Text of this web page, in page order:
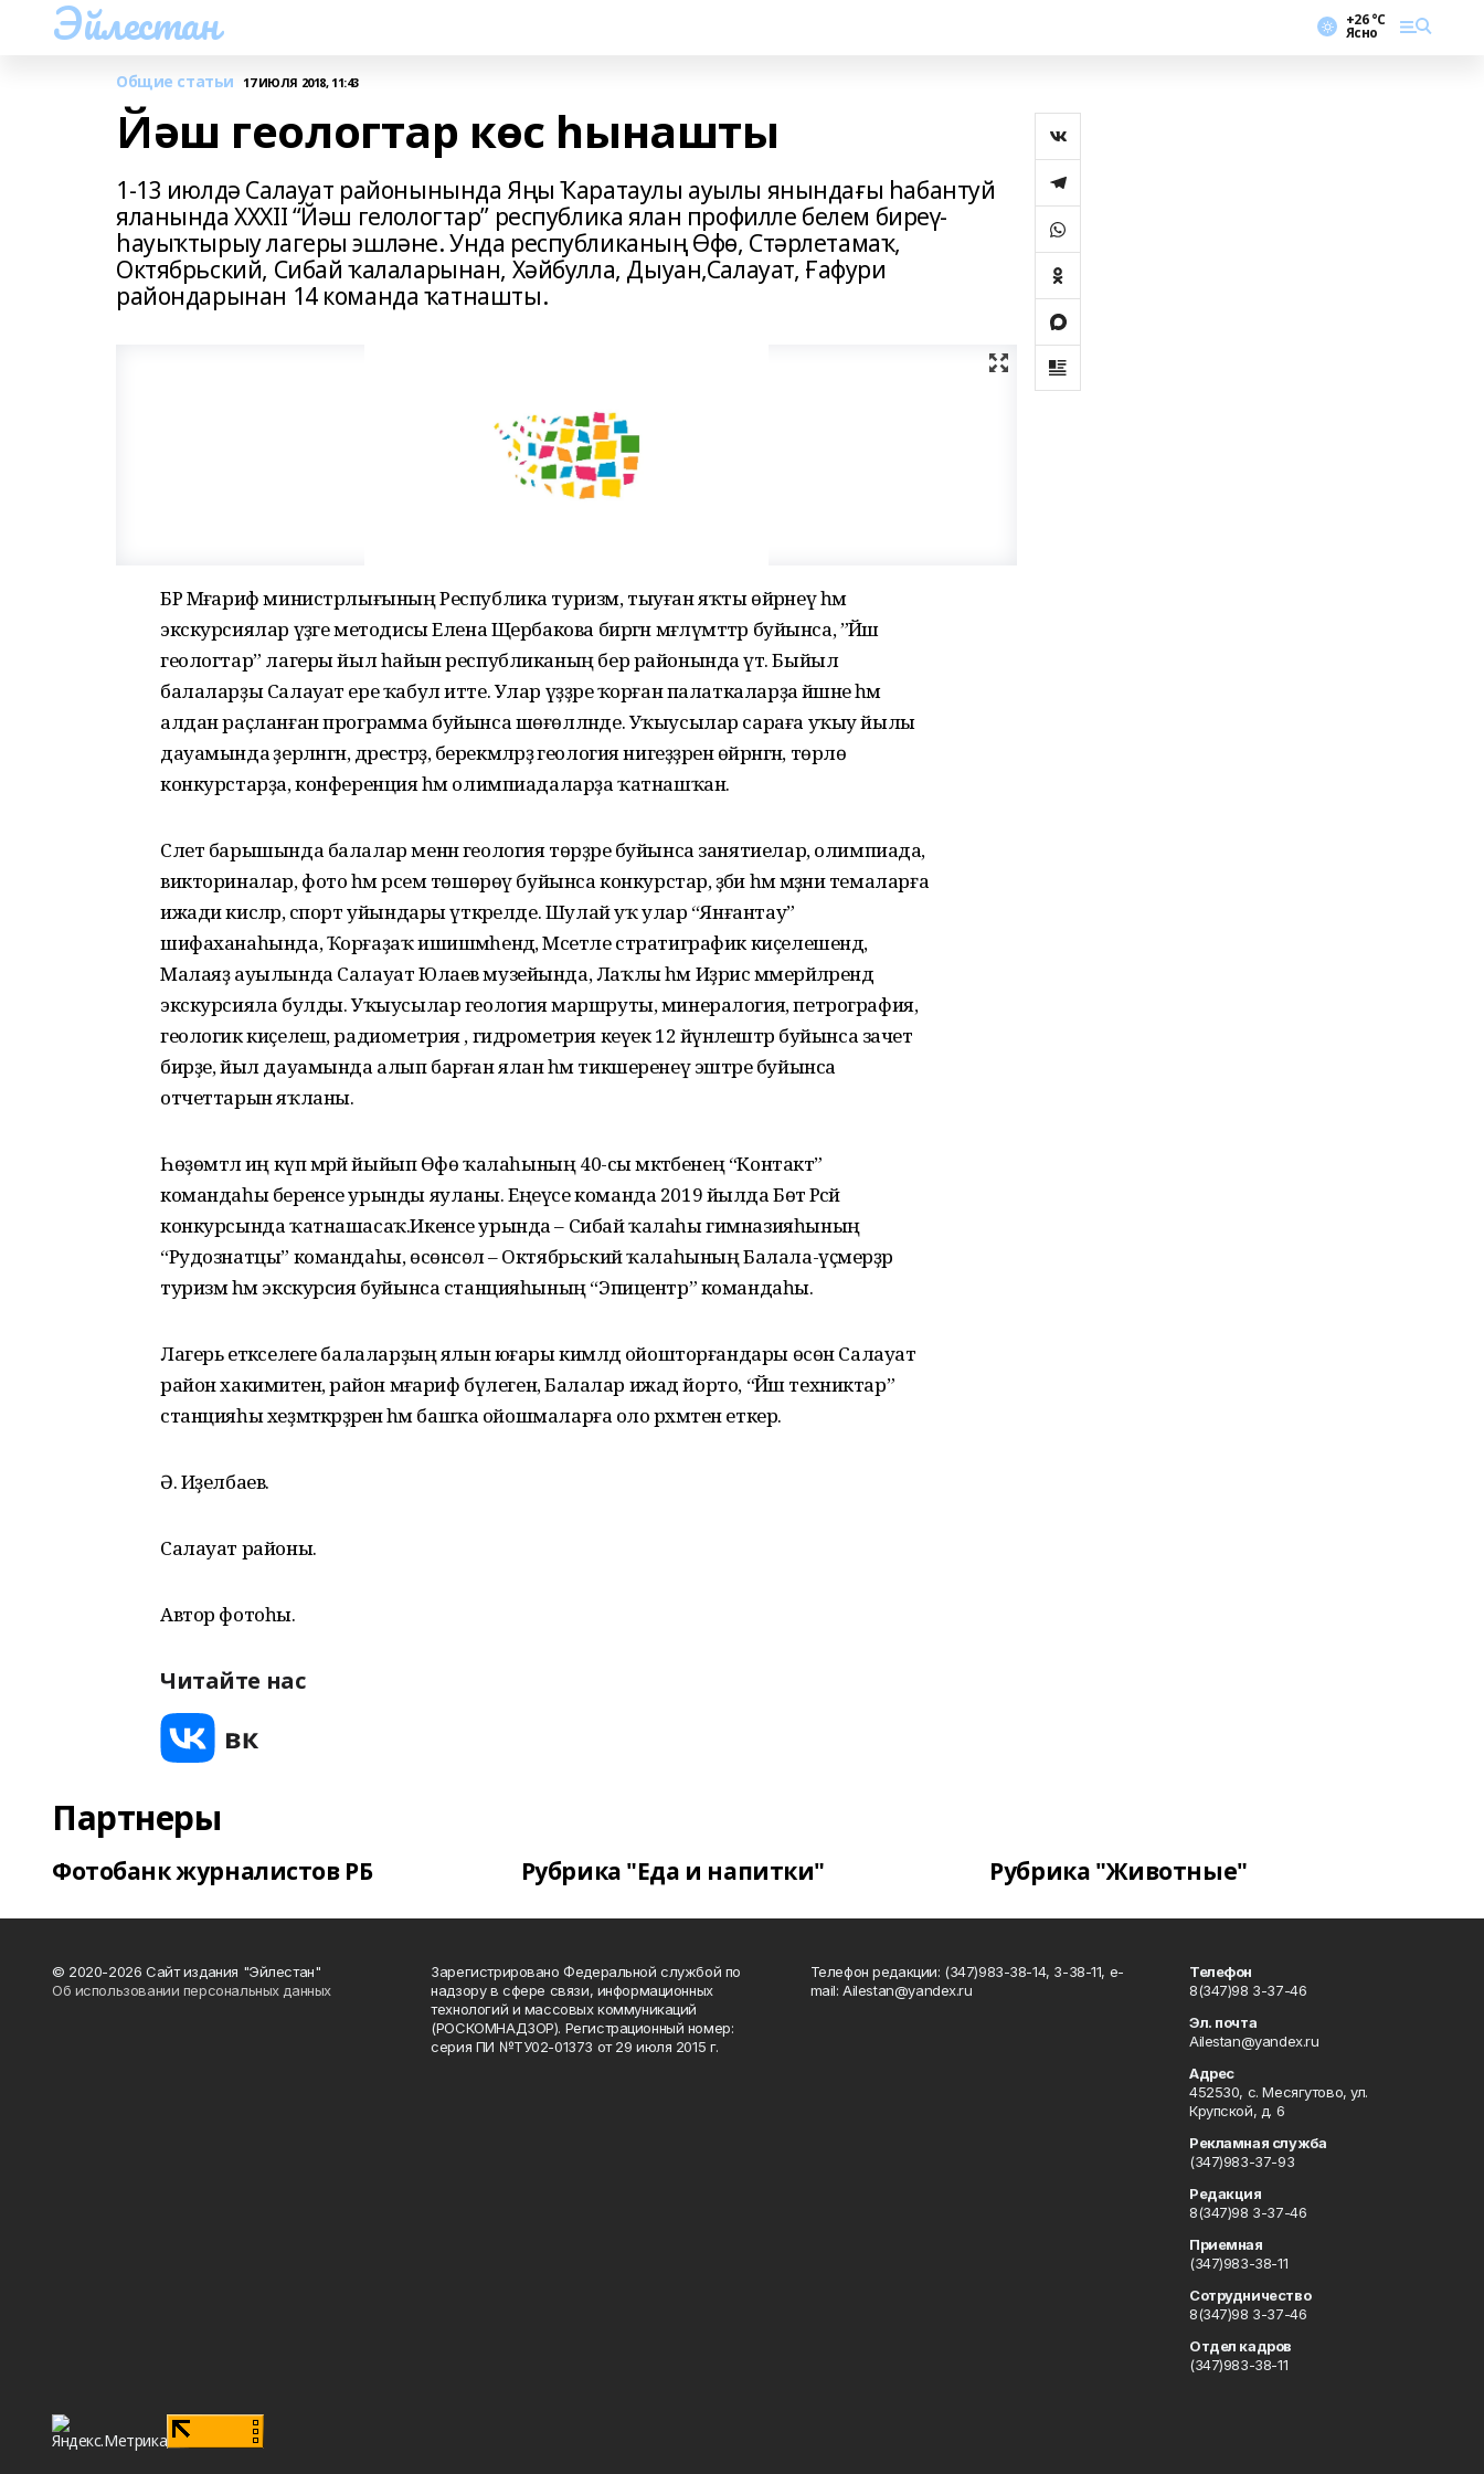
Эйлестан +26 °С
Ясно
Общие статьи 17 ИЮЛЯ 2018, 11:43
Йәш геологтар көс һынашты
1-13 июлдә Салауат районынында Яңы Ҡаратаулы ауылы янындағы һабантуй
яланында XXXII “Йәш гелологтар” республика ялан профилле белем биреү-
һауыҡтырыу лагеры эшләне. Унда республиканың Өфө, Стәрлетамаҡ,
Октябрьский, Сибай ҡалаларынан, Хәйбулла, Дыуан,Салауат, Ғафури
райондарынан 14 команда ҡатнашты.
БР Мәғариф министрлығының Республика туризм, тыуған яҡты өйрәнеү һәм
экскурсиялар үҙәге методисы Елена Щербакова биргән мәғлүмәттәр буйынса, ”Йәш
геологтар” лагеры йыл һайын республиканың бер районында үтә. Быйыл
балаларҙы Салауат ере ҡабул итте. Улар үҙҙәре ҡорған палаткаларҙа йәшәне һәм
алдан раҫланған программа буйынса шөғөлләнде. Уҡыусылар сараға уҡыу йылы
дауамында әҙерләнгән, дәрестәрҙә, берекмәләрҙә геология нигеҙҙәрен өйрәнгән, төрлө
конкурстарҙа, конференция һәм олимпиадаларҙа ҡатнашҡан.
Слет барышында балалар менән геология төрҙәре буйынса занятиелар, олимпиада,
викториналар, фото һәм рәсем төшөрөү буйынса конкурстар, әҙәби һәм мәҙәни темаларға
ижади кисәләр, спорт уйындары үткәрелде. Шулай уҡ улар “Янғантау”
шифаханаһында, Ҡорғаҙаҡ ишишмәһендә, Мәсетле стратиграфик киҫелешендә,
Малаяҙ ауылында Салауат Юлаев музейында, Лаҡлы һәм Иҙрис мәмерйәләрендә
экскурсияла булды. Уҡыусылар геология маршруты, минералогия, петрография,
геологик киҫелеш, радиометрия , гидрометрия кеүек 12 йүнәлештәр буйынса зачет
бирҙе, йыл дауамында алып барған ялан һәм тикшеренеү эштәре буйынса
отчеттарын яҡланы.
Һөҙөмтәлә иң күп мәрәй йыйып Өфө ҡалаһының 40-сы мәктәбенең “Контакт”
командаһы беренсе урынды яуланы. Еңеүсе команда 2019 йылда Бөтә Рәсәй
конкурсында ҡатнашасаҡ.Икенсе урында – Сибай ҡалаһы гимназияһының
“Рудознатцы” командаһы, өсөнсөлә – Октябрьский ҡалаһының Балала-үҫмерҙәр
туризм һәм экскурсия буйынса станцияһының “Эпицентр” командаһы.
Лагерь етәкселеге балаларҙың ялын юғары кимәлдә ойошторғандары өсөн Салауат
район хакимиәтенә, район мәғариф бүлегенә, Балалар ижад йорто, “Йәш техниктар”
станцияһы хеҙмәткәрҙәренә һәм башҡа ойошмаларға оло рәхмәтен еткерә.
Ә. Иҙелбаев.
Салауат районы.
Автор фотоһы.
Читайте нас
Партнеры
Фотобанк журналистов РБ Рубрика "Еда и напитки" Рубрика "Животные"
© 2020-2026 Сайт издания "Эйлестан"
Об использовании персональных данных
Зарегистрировано Федеральной службой по
надзору в сфере связи, информационных
технологий и массовых коммуникаций
(РОСКОМНАДЗОР). Регистрационный номер:
серия ПИ №ТУ02-01373 от 29 июля 2015 г.
Телефон редакции: (347)983-38-14, 3-38-11, e-
mail: Ailestan@yandex.ru
Телефон
8(347)98 3-37-46
Эл. почта
Ailestan@yandex.ru
Адрес
452530, с. Месягутово, ул.
Крупской, д. 6
Рекламная служба
(347)983-37-93
Редакция
8(347)98 3-37-46
Приемная
(347)983-38-11
Сотрудничество
8(347)98 3-37-46
Отдел кадров
(347)983-38-11